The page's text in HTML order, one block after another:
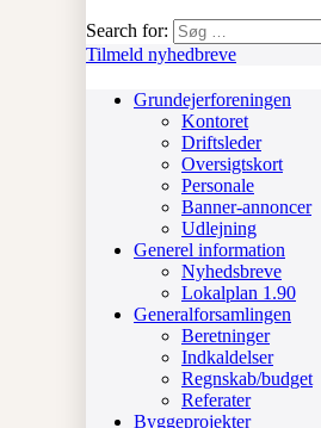
Search for:
Tilmeld nyhedbreve
Grundejerforeningen
Kontoret
Driftsleder
Oversigtskort
Personale
Banner-annoncer
Udlejning
Generel information
Nyhedsbreve
Lokalplan 1.90
Generalforsamlingen
Beretninger
Indkaldelser
Regnskab/budget
Referater
Byggeprojekter